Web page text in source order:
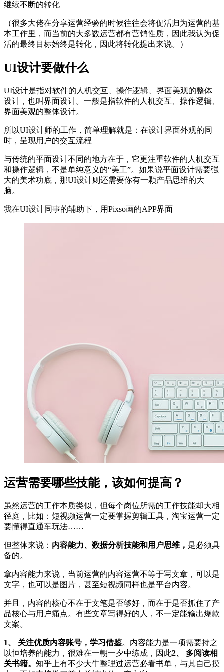
继续不断的转化
（很多大佬在分享运营经验的时候往往会将促活归为运营的基
本工作里，而当前的大多数运营都有营销性质，因此我认为促
活的最终目标始终是转化，因此将转化提出来说。）
UI设计要做什么
UI设计是指对软件的人机交互、操作逻辑、界面美观的整体
设计，也叫界面设计。一般是指软件的人机交互、操作逻辑、
界面美观的整体设计。
所以UI设计师的工作，简单理解就是：在设计界面外观的同
时，呈现用户的交互流程
与传统的平面设计不同的地方在于，它更注重软件的人机交互
和操作逻辑，不是单纯意义的“美工”。如果说平面设计需要强
大的美术功底，那UI设计则还需要你有一颗产品思维的大
脑。
我在UI设计同事的辅助下，用Pixso画的APP界面
运营需要哪些技能，该如何提高？
虽然运营的工作本质类似，但每个岗位所需的工作技能却大相
径庭，比如：短视频运营一定要掌握剪辑工具，淘宝运营一定
要懂得直通车玩法……
但整体来说： 内容能力、数据分析技能和用户思维， 是必须具
备的。
拿内容能力来说，当前运营的内容运营不等于写文章，可以是
文字，也可以是图片，甚至短视频同样也是平台内容。
并且，内容的核心不在于文笔是否够好，而在于是否抓住了产
品核心与用户痛点。有些文章写得好的人，不一定能输出爆款
文案。
1、 关注优质内容账号，学习借鉴。内容能力是一项需要持之
以恒培养的能力，很难在一朝一夕中练成，因此2、 多阅读相
关书籍。 知乎上有不少大牛整理过运营必看书单，与其自己摸